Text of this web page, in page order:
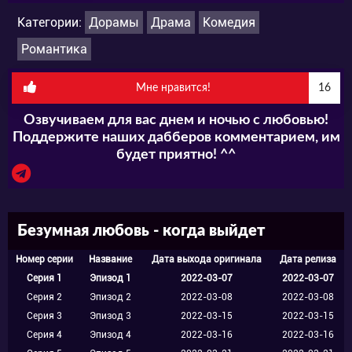
этом его преданный сотрудник —
секретарша по имени Ли Шин А. Скромная и
замкнутая девушка, относящаяся к числу
ответственных и трудолюбивых людей,
должна будет поддержать в обмане своего
начальника, став его невестой на
самой при этом опасность?
На протяжении совместно проведенного
времени, через притирки и дискуссии, шаг за
шагом главные герои лучше узнают друг
Категории: Дорамы Драма
Комедия
Романтика
Мне нравится! 16
Озвучиваем для вас днем и ночью с любовью!
Поддержите наших дабберов комментарием, им
будет приятно! ^^
Безумная любовь - когда выйдет
Номер серии Название Дата выхода оригинала
Дата релиза
Серия 1
Эпизод 1 2022-03-07
2022-03-07
Серия 2
Эпизод 2 2022-03-08
2022-03-08
Серия 3
Эпизод 3 2022-03-15
2022-03-15
Серия 4
Эпизод 4 2022-03-16
2022-03-16